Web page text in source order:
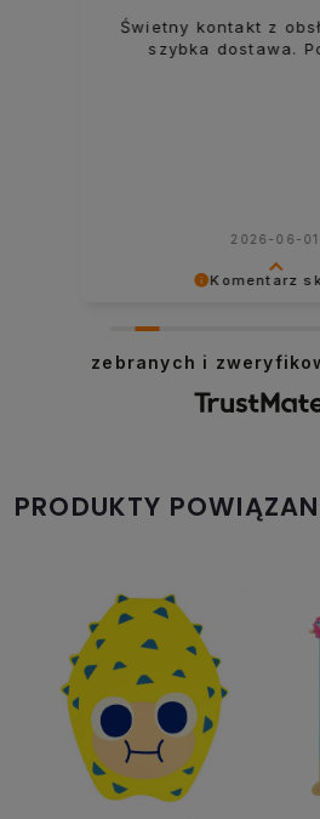
Komentarz
Świetny kontakt z
szybka dostawa.
2026-06-01
zebranych i
PRODUKTY